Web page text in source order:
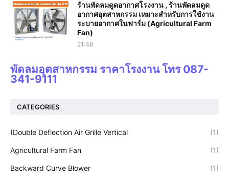
ร้านพัดลมดูดอากาศโรงงาน , ร้านพัดลมดูด
อากาศอุตสาหกรรม เหมาะสำหรับการใช้งาน
ระบายอากาศในฟาร์ม (Agricultural Farm
Fan)
21:48
พัดลมอุตสาหกรรม ราคาโรงงาน โทร 087-
341-9111
CATEGORIES
(Double Deflection Air Grille Vertical (1)
Agricultural Farm Fan (1)
Backward Curve Blower (1)